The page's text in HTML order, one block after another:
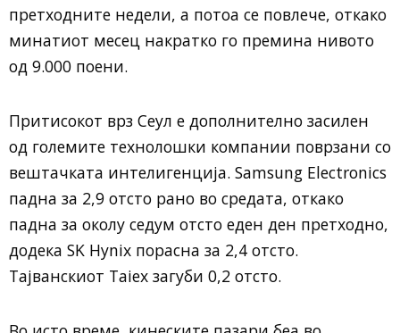
претходните недели, а потоа се повлече, откако
минатиот месец накратко го премина нивото
од 9.000 поени.
Притисокот врз Сеул е дополнително засилен
од големите технолошки компании поврзани со
вештачката интелигенција. Samsung Electronics
падна за 2,9 отсто рано во средата, откако
падна за околу седум отсто еден ден претходно,
додека SK Hynix порасна за 2,4 отсто.
Тајванскиот Taiex загуби 0,2 отсто.